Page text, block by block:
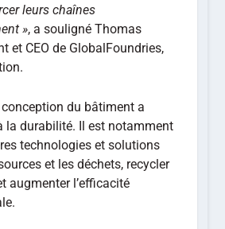
leurs chaînes
», a souligné Thomas
et CEO de GlobalFoundries,
du bâtiment a
la durabilité. Il est notamment
technologies et solutions
et les déchets, recycler
augmenter l’efficacité